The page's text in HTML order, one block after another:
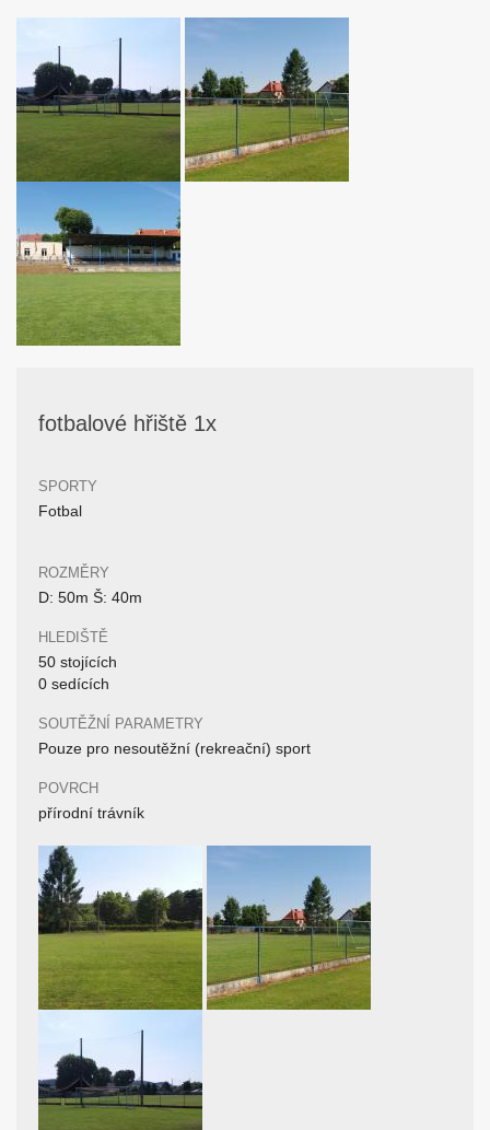
fotbalové hřiště 1x
SPORTY
Fotbal
ROZMĚRY
D: 50m Š: 40m
HLEDIŠTĚ
50 stojících
0 sedících
SOUTĚŽNÍ PARAMETRY
Pouze pro nesoutěžní (rekreační) sport
POVRCH
přírodní trávník